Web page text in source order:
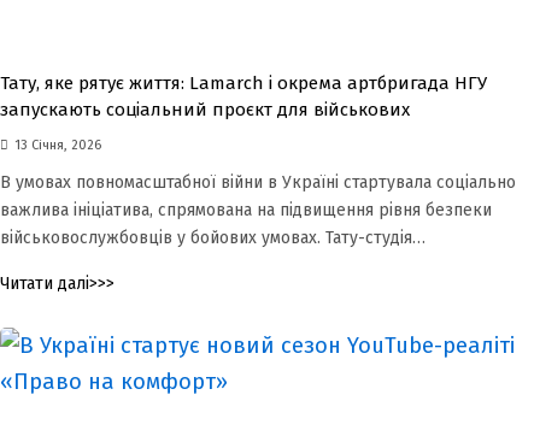
Тату, яке рятує життя: Lamarch і окрема артбригада НГУ
запускають соціальний проєкт для військових
13 Січня, 2026
В умовах повномасштабної війни в Україні стартувала соціально
важлива ініціатива, спрямована на підвищення рівня безпеки
військовослужбовців у бойових умовах. Тату-студія…
Читати далі>>>